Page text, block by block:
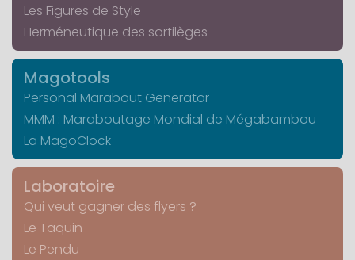
Les Figures de Style
Herméneutique des sortilèges
Magotools
Personal Marabout Generator
MMM : Maraboutage Mondial de Mégabambou
La MagoClock
Laboratoire
Qui veut gagner des flyers ?
Le Taquin
Le Pendu